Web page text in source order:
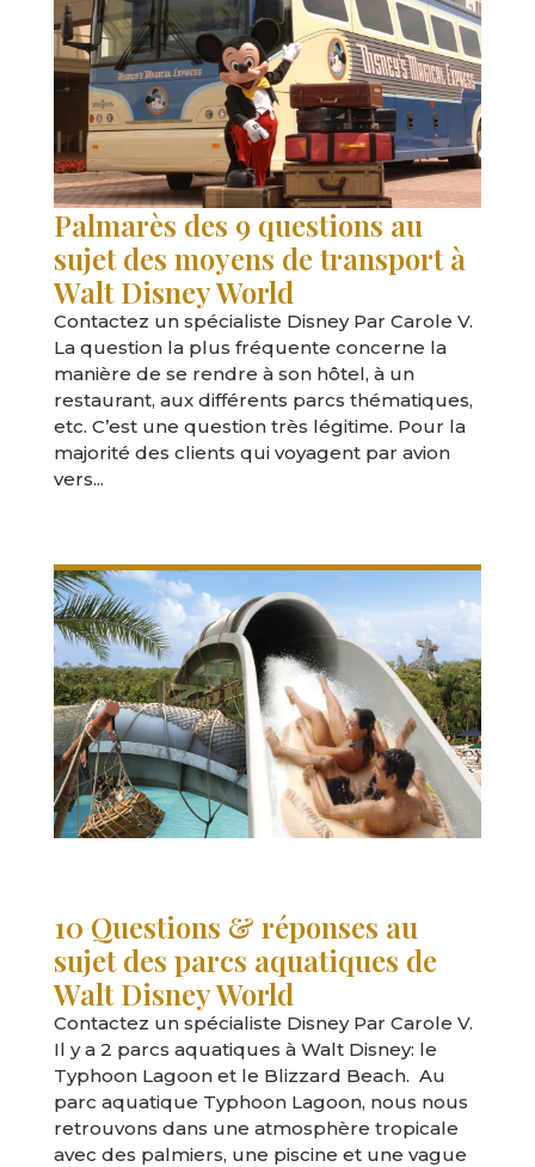
Palmarès des 9 questions au
sujet des moyens de transport à
Walt Disney World
Contactez un spécialiste Disney Par Carole V.
La question la plus fréquente concerne la
manière de se rendre à son hôtel, à un
restaurant, aux différents parcs thématiques,
etc. C’est une question très légitime. Pour la
majorité des clients qui voyagent par avion
vers...
10 Questions & réponses au
sujet des parcs aquatiques de
Walt Disney World
Contactez un spécialiste Disney Par Carole V.
Il y a 2 parcs aquatiques à Walt Disney: le
Typhoon Lagoon et le Blizzard Beach. Au
parc aquatique Typhoon Lagoon, nous nous
retrouvons dans une atmosphère tropicale
avec des palmiers, une piscine et une vague